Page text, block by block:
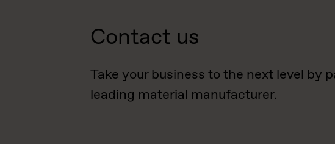
Contact us
Take your business to the next level by
leading material manufacturer.